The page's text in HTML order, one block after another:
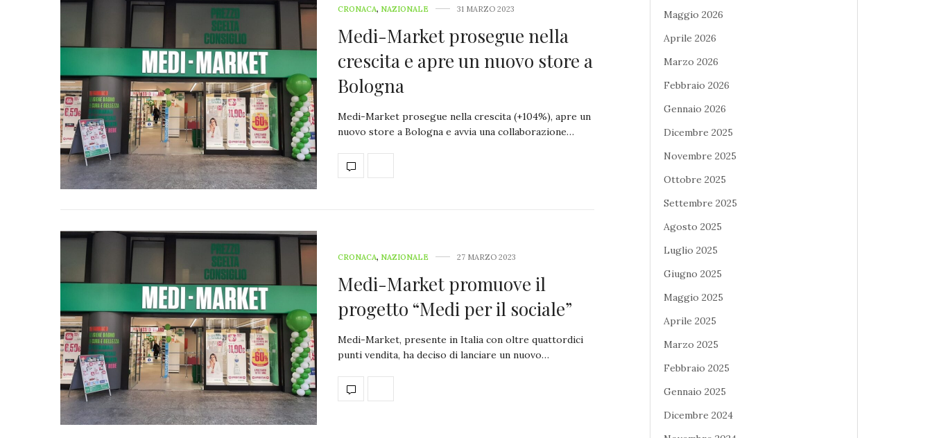
CRONACA, NAZIONALE 31 MARZO 2023
Medi-Market prosegue nella
crescita e apre un nuovo store a
Bologna
Medi-Market prosegue nella crescita (+104%), apre un
nuovo store a Bologna e avvia una collaborazione…
CRONACA, NAZIONALE 27 MARZO 2023
Medi-Market promuove il
progetto “Medi per il sociale”
Medi-Market, presente in Italia con oltre quattordici
punti vendita, ha deciso di lanciare un nuovo…
Maggio 2026
Aprile 2026
Marzo 2026
Febbraio 2026
Gennaio 2026
Dicembre 2025
Novembre 2025
Ottobre 2025
Settembre 2025
Agosto 2025
Luglio 2025
Giugno 2025
Maggio 2025
Aprile 2025
Marzo 2025
Febbraio 2025
Gennaio 2025
Dicembre 2024